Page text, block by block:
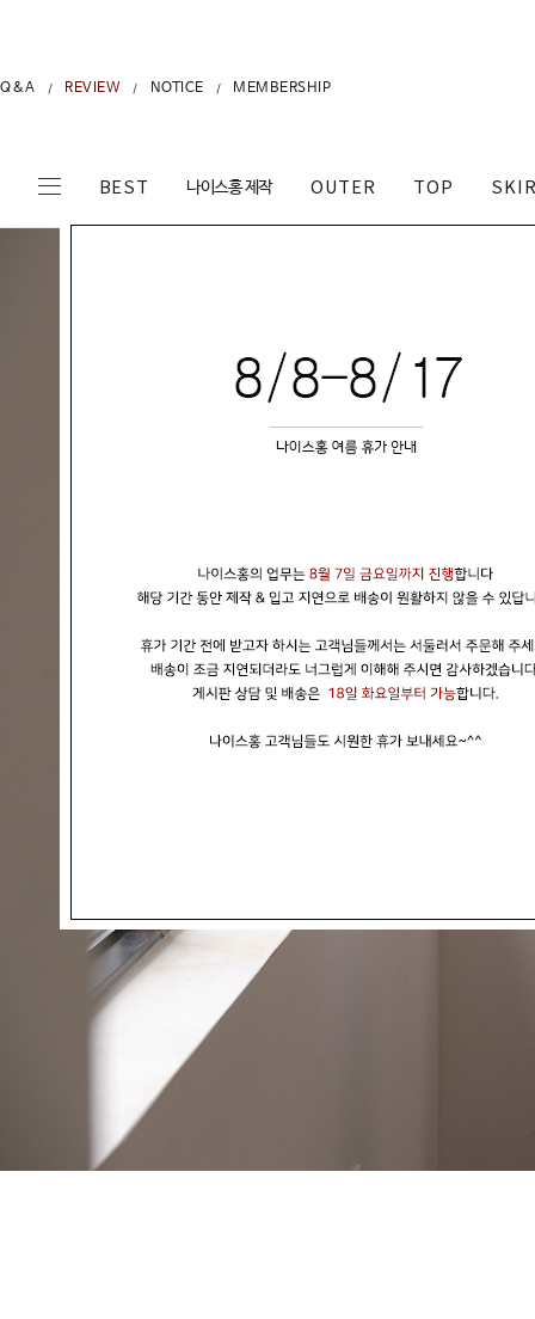
Q&A / REVIEW / NOTICE / MEMBERSHIP
BEST 나이스홍 제작 OUTER TOP
현재의 메세지창을 다시 표시하지 않음